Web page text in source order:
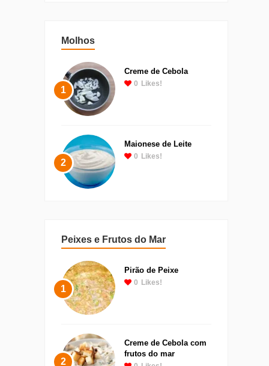
Molhos
1
Creme de Cebola
0 Likes!
2
Maionese de Leite
0 Likes!
Peixes e Frutos do Mar
1
Pirão de Peixe
0 Likes!
2
Creme de Cebola com
frutos do mar